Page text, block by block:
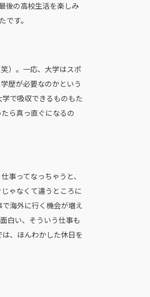
後の高校生活を楽しみ
す。
）。一応、大学はスポ
歴が必要なのかという
で吸収できるものもた
ら真っ直ぐになるの
ってなっちゃうと、
ゃなくて違うところに
海外に行く機会が増え
白い、そういう仕事も
、ほんわかした休日を